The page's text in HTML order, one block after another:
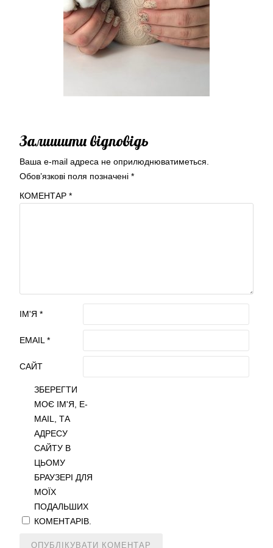
Залишити відповідь
Ваша e-mail адреса не оприлюднюватиметься.
Обов’язкові поля позначені *
КОМЕНТАР *
ІМ'Я *
EMAIL *
САЙТ
ЗБЕРЕГТИ
МОЄ ІМ'Я, E-
MAIL, ТА
АДРЕСУ
САЙТУ В
ЦЬОМУ
БРАУЗЕРІ ДЛЯ
МОЇХ
ПОДАЛЬШИХ
КОМЕНТАРІВ.